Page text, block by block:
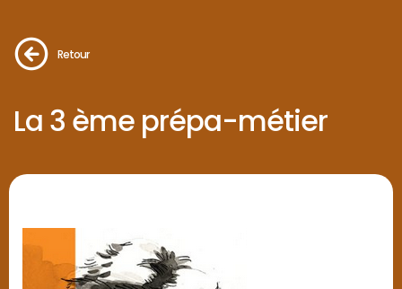
Retour
La 3 ème prépa-métier